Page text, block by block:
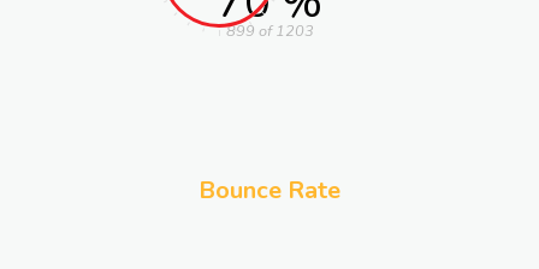
899 of 1203
Bounce Rate